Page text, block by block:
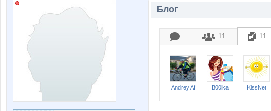
Блог
11 11
Andrey Af B00lka KissNet